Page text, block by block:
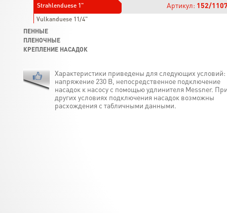
Strahlenduese 1"
Артикул: 152/
Vulkanduese 11/4"
ПЕННЫЕ
ПЛЕНОЧНЫЕ
КРЕПЛЕНИЕ НАСАДОК
Характеристики приведены для следующих условий:
напряжение 230 В, непосредственное подключение
насадок к насосу с помощью удлинителя Messner.
других условиях подключения насадок возможны
расхождения с табличными данными.